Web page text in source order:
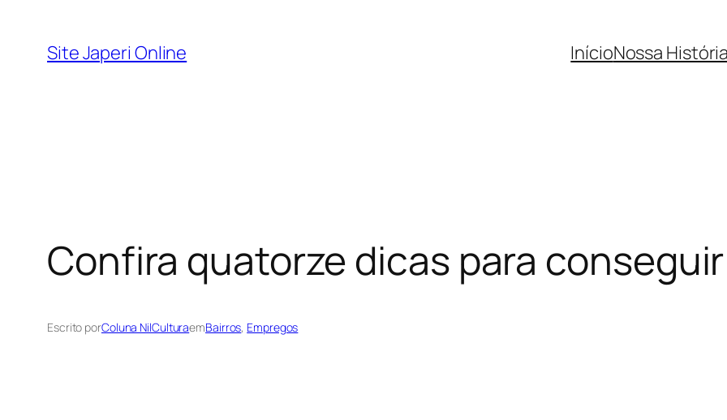
Site Japeri Online InícioNossa
Confira quatorze dicas para
Escrito porColuna NilCulturaemBairros, Empregos